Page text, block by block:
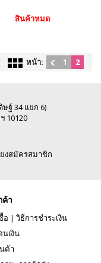
สินค้าหมด
หน้า: 1 2
ฐ์ 34 แยก 6)
10120
งสมัครสมาชิก
ค้า
อ | วิธีการชำระเงิน
นเงิน
ค้า